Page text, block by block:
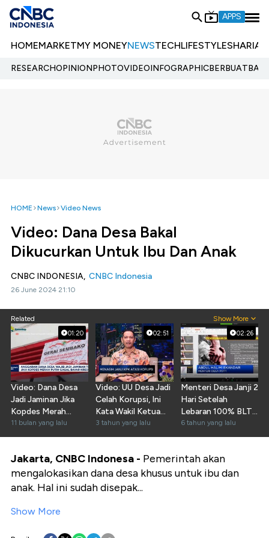
APPS
HOMEMARKETMY MONEYNEWSTECHLIFESTYLESHARIA
RESEARCHOPINIONPHOTOVIDEOINFOGRAPHIC
HOME News Video News
Video: Dana Desa Bakal
Dikucurkan Untuk Ibu Dan Anak
CNBC INDONESIA, CNBC Indonesia
26 June 2024 21:10
Related Show More
01:20
Video: Dana Desa
Jadi Jaminan Jika
Kopdes Merah
Putih Gagal Bayar
11 bulan yang lalu
02:51
Video: UU Desa Jadi
Celah Korupsi, Ini
Kata Wakil Ketua
KPK
3 tahun yang lalu
02:26
Menteri Desa Janji 2
Hari Setelah
Lebaran 100% BLT
Tersalur
6 tahun yang lalu
Jakarta, CNBC Indonesa - Pemerintah akan
mengalokasikan dana desa khusus untuk ibu dan
anak. Hal ini sudah disepak...
Show More